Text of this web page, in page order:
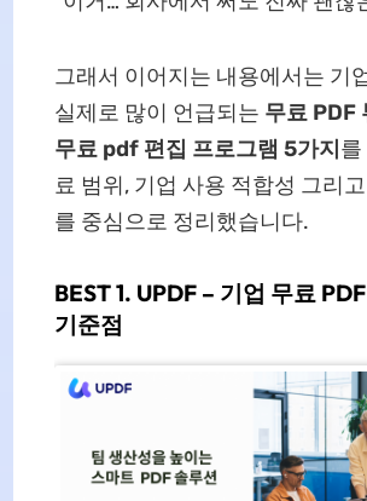
그래서 이어지는 내용에서는 기
실제로 많이 언급되는 무료 PDF
무료 pdf 편집 프로그램 5가지
료 범위, 기업 사용 적합성 그리
를 중심으로 정리했습니다.
BEST 1. UPDF – 기업 무료
기준점